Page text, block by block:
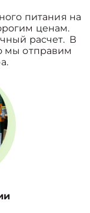
питания на
ценам.
расчет. В
мы отправим